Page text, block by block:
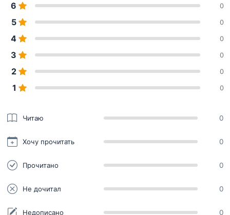
6 0
5 0
4 0
3 0
2 0
1 0
Читаю 0
Хочу прочитать 0
Прочитано 0
Не дочитал 0
Недописано 0